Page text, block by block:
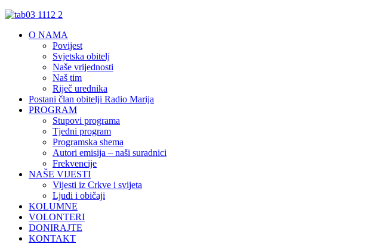
O NAMA
Povijest
Svjetska obitelj
Naše vrijednosti
Naš tim
Riječ urednika
Postani član obitelji Radio Marija
PROGRAM
Stupovi programa
Tjedni program
Programska shema
Autori emisija – naši suradnici
Frekvencije
NAŠE VIJESTI
Vijesti iz Crkve i svijeta
Ljudi i običaji
KOLUMNE
VOLONTERI
DONIRAJTE
KONTAKT